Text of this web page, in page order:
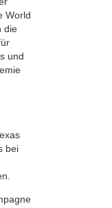
World
die
und
bei